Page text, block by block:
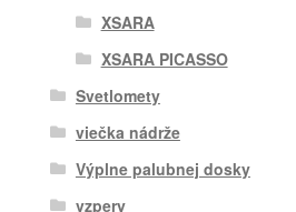
XSARA
XSARA PICASSO
Svetlomety
viečka nádrže
Výplne palubnej dosky
vzpery